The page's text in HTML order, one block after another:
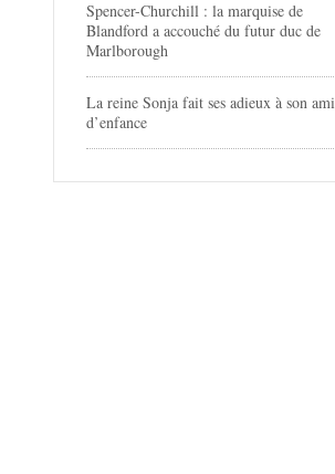
Spencer-Churchill : la marquise de
Blandford a accouché du futur duc de
Marlborough
La reine Sonja fait ses adieux à son ami
d’enfance